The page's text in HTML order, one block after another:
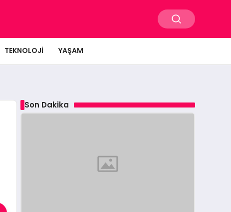
TEKNOLOJI YAŞAM
Son Dakika